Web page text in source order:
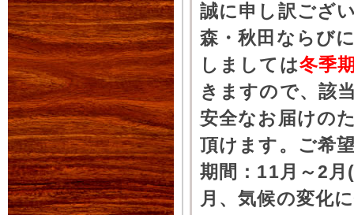
誠に申し訳ござ
森・秋田ならび
しましては冬季
きますので、該
安全なお届けの
頂けます。ご希
期間：11月～2
月、気候の変化